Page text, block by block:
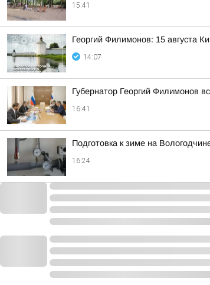
15:41
Георгий Филимонов: 15 августа
14:07
Губернатор Георгий Филимонов
16:41
Подготовка к зиме на
16:24